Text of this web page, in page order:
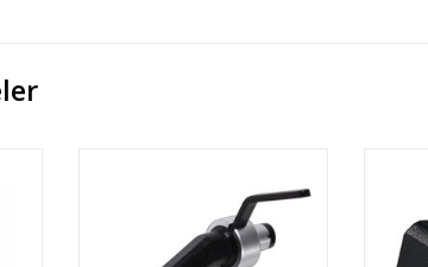
Anwendungsmöglichkeiten
Ausgewogener Klang, leichte
Betonung des Bass-Bereiches